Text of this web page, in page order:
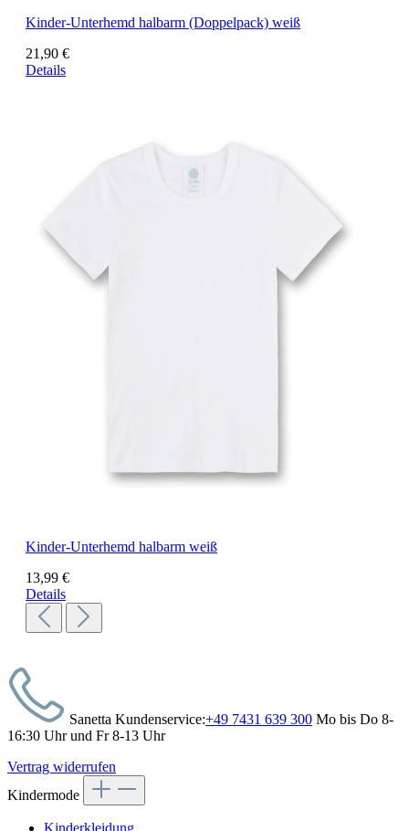
Kinder-Unterhemd halbarm (Doppelpack) weiß
21,90 €
Details
Kinder-Unterhemd halbarm weiß
13,99 €
Details
Sanetta Kundenservice:+49 7431 639 300 Mo bis Do 8-
16:30 Uhr und Fr 8-13 Uhr
Vertrag widerrufen
Kindermode